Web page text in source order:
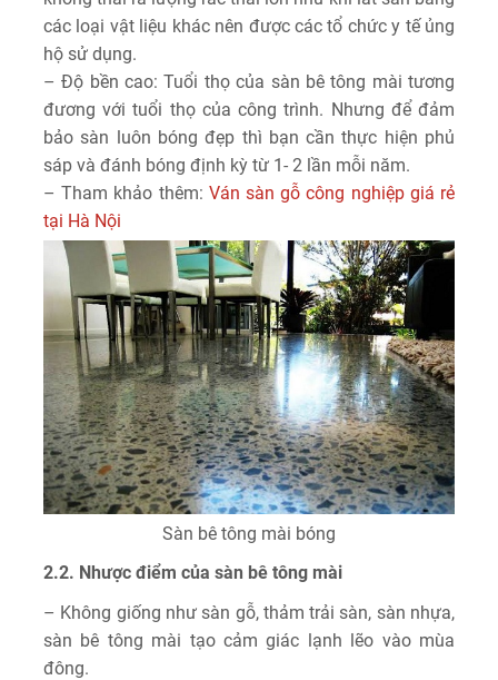
các loại vật liệu khác nên được các tổ chức y tế ủng
hộ sử dụng.
– Độ bền cao: Tuổi thọ của sàn bê tông mài tương
đương với tuổi thọ của công trình. Nhưng để đảm
bảo sàn luôn bóng đẹp thì bạn cần thực hiện phủ
sáp và đánh bóng định kỳ từ 1- 2 lần mỗi năm.
– Tham khảo thêm: Ván sàn gỗ công nghiệp giá rẻ
tại Hà Nội
Sàn bê tông mài bóng
2.2. Nhược điểm của sàn bê tông mài
– Không giống như sàn gỗ, thảm trải sàn, sàn nhựa,
sàn bê tông mài tạo cảm giác lạnh lẽo vào mùa
đông.